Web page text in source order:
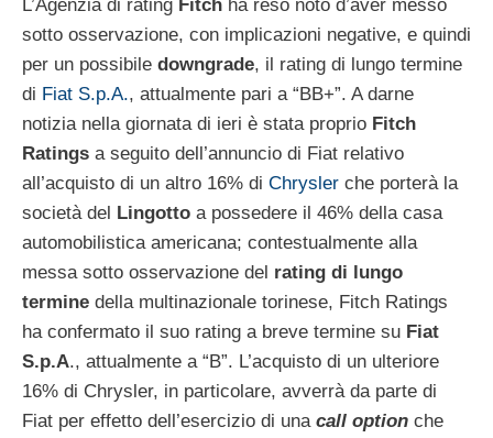
L’Agenzia di rating Fitch ha reso noto d’aver messo
sotto osservazione, con implicazioni negative, e quindi
per un possibile downgrade, il rating di lungo termine
di Fiat S.p.A., attualmente pari a “BB+”. A darne
notizia nella giornata di ieri è stata proprio Fitch
Ratings a seguito dell’annuncio di Fiat relativo
all’acquisto di un altro 16% di Chrysler che porterà la
società del Lingotto a possedere il 46% della casa
automobilistica americana; contestualmente alla
messa sotto osservazione del rating di lungo
termine della multinazionale torinese, Fitch Ratings
ha confermato il suo rating a breve termine su Fiat
S.p.A., attualmente a “B”. L’acquisto di un ulteriore
16% di Chrysler, in particolare, avverrà da parte di
Fiat per effetto dell’esercizio di una call option che